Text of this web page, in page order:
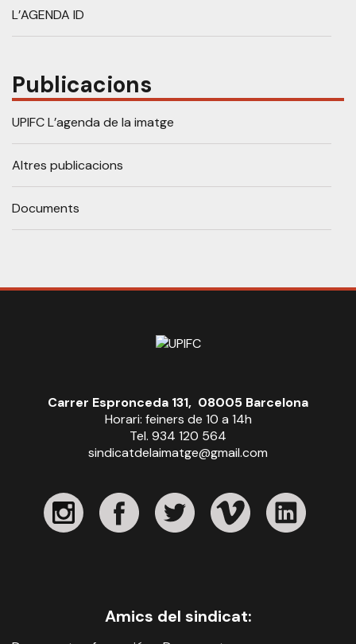
L’AGENDA ID
Publicacions
UPIFC L’agenda de la imatge
Altres publicacions
Documents
Carrer Espronceda 131, 08005 Barcelona
Horari: feiners de 10 a 14h
Tel. 934 120 564
sindicatdelaimatge@gmail.com
Amics del sindicat: